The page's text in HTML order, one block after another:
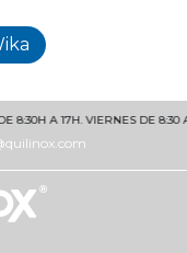
8:30H A 17H. VIERNES DE 8:30 A